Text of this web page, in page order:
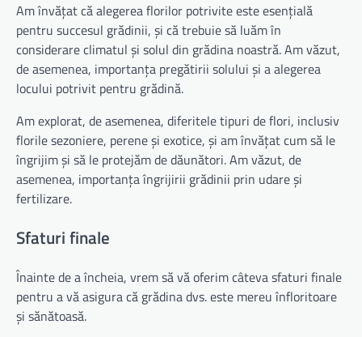
Am învățat că alegerea florilor potrivite este esențială
pentru succesul grădinii, și că trebuie să luăm în
considerare climatul și solul din grădina noastră. Am văzut,
de asemenea, importanța pregătirii solului și a alegerea
locului potrivit pentru grădină.
Am explorat, de asemenea, diferitele tipuri de flori, inclusiv
florile sezoniere, perene și exotice, și am învățat cum să le
îngrijim și să le protejăm de dăunători. Am văzut, de
asemenea, importanța îngrijirii grădinii prin udare și
fertilizare.
Sfaturi finale
Înainte de a încheia, vrem să vă oferim câteva sfaturi finale
pentru a vă asigura că grădina dvs. este mereu înfloritoare
și sănătoasă.